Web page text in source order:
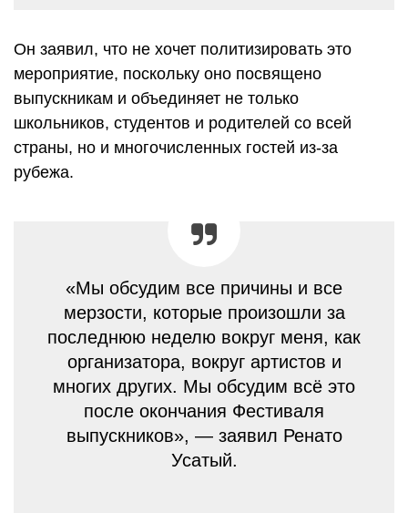
Он заявил, что не хочет политизировать это
мероприятие, поскольку оно посвящено
выпускникам и объединяет не только
школьников, студентов и родителей со всей
страны, но и многочисленных гостей из-за
рубежа.
«Мы обсудим все причины и все
мерзости, которые произошли за
последнюю неделю вокруг меня, как
организатора, вокруг артистов и
многих других. Мы обсудим всё это
после окончания Фестиваля
выпускников», — заявил Ренато
Усатый.